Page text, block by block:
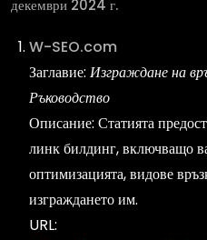
декември 2024 г.
W-SEO.com
Заглавие: Изграждане на
Ръководство
Описание: Статията
линк билдинг, включващо
оптимизацията, видове
изграждането им.
URL: